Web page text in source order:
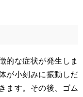
的な症状が発生しま
が小刻みに振動しだ
ます。その後、ゴム